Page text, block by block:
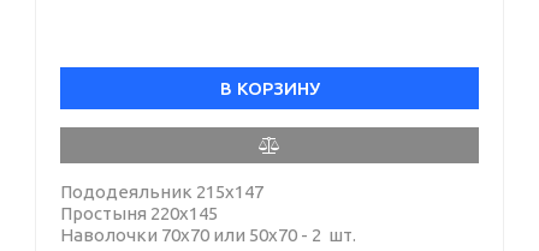
В КОРЗИНУ
Пододеяльник 215х147
Простыня 220х145
Наволочки 70х70 или 50х70 - 2 шт.